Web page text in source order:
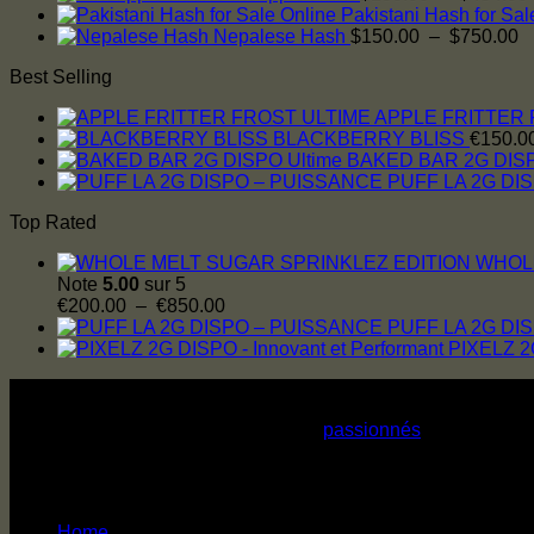
$850.00
Pakistani Hash for
Nepalese Hash $150.00 – $750.00
à
Best Selling
APPLE FRITTER
BLACKBERRY BLISS €
BAKED BAR 2G
PUFF LA 2G
Top Rated
Note 5.00 sur 5
€200.00 – €850.00
de
prix :
PUFF LA 2G
PIXELZ
passionnés